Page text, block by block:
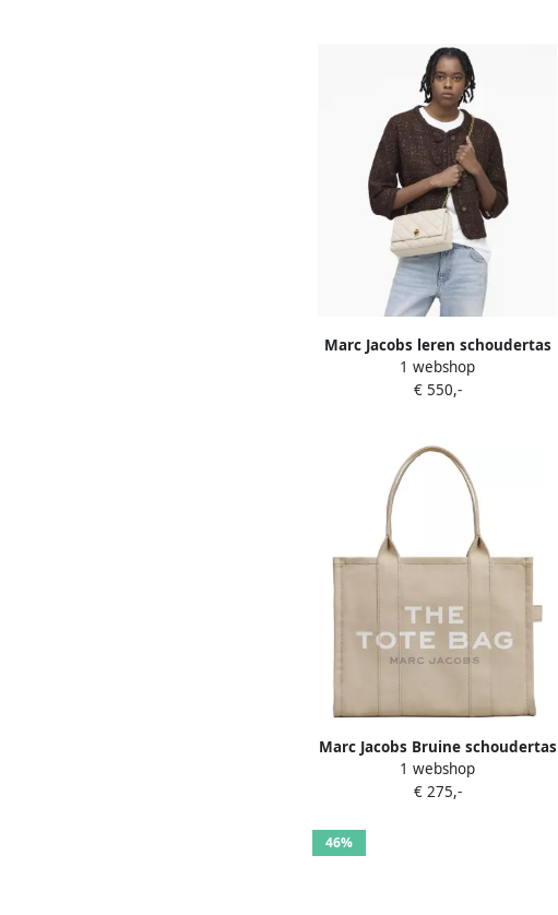
Marc Jacobs leren schoudertas
The Slim Dual Chain ecru
1 webshop
€ 550,-
Marc Jacobs Bruine schoudertas
met Tote Bah-print Beige Dames
1 webshop
€ 275,-
46%